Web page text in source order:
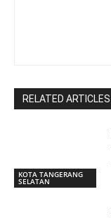
RELATED ARTICLES
KOTA TANGERANG
SELATAN